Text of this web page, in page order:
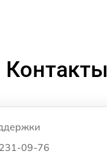
Контакты
09-76